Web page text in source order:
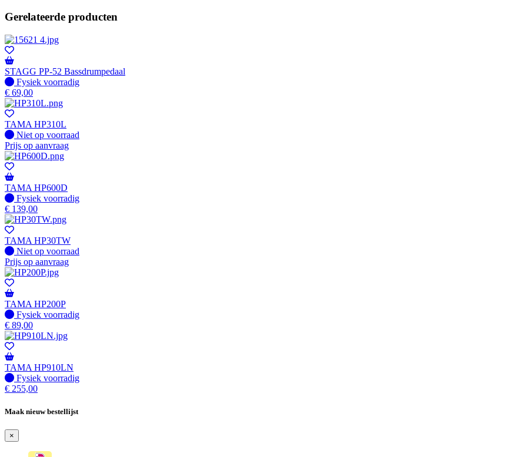
Gerelateerde producten
STAGG PP-52 Bassdrumpedaal
Fysiek voorradig
Fysiek voorradig
€ 69,00
TAMA HP310L
Fysiek voorradig
Niet op voorraad
Prijs op aanvraag
TAMA HP600D
Fysiek voorradig
Fysiek voorradig
€ 139,00
TAMA HP30TW
Fysiek voorradig
Niet op voorraad
Prijs op aanvraag
TAMA HP200P
Fysiek voorradig
Fysiek voorradig
€ 89,00
TAMA HP910LN
Fysiek voorradig
Fysiek voorradig
€ 255,00
Maak nieuw bestellijst
×